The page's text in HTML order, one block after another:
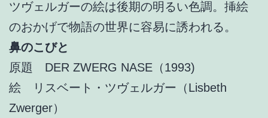
ツヴェルガーの絵は後期の明るい色調。挿絵
のおかげで物語の世界に容易に誘われる。
鼻のこびと
原題 DER ZWERG NASE（1993)
絵 リスベート・ツヴェルガー（Lisbeth
Zwerger）